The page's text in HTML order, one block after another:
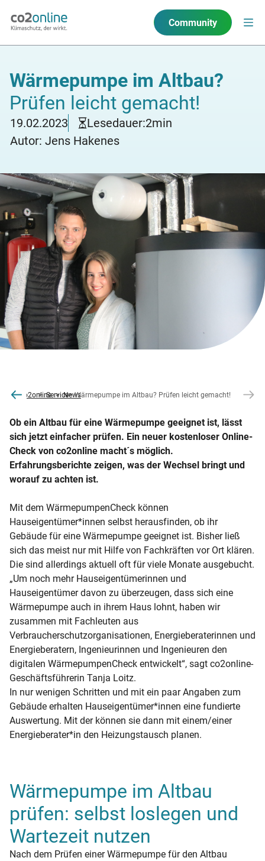
Community
Wärmepumpe im Altbau?
Prüfen leicht gemacht!
19.02.2023 Lesedauer:2min
Autor: Jens Hakenes
co2onlineServiceNewsWärmepumpe im Altbau? Prüfen leicht gemacht!
Ob ein Altbau für eine Wärmepumpe geeignet ist, lässt
sich jetzt einfacher prüfen. Ein neuer kostenloser Online-
Check von co2online macht´s möglich.
Erfahrungsberichte zeigen, was der Wechsel bringt und
worauf zu achten ist.
Mit dem WärmepumpenCheck können
Hauseigentümer*innen selbst herausfinden, ob ihr
Gebäude für eine Wärmepumpe geeignet ist. Bisher ließ
sich das meist nur mit Hilfe von Fachkräften vor Ort klären.
Die sind allerdings aktuell oft für viele Monate ausgebucht.
„Um noch mehr Hauseigentümerinnen und
Hauseigentümer davon zu überzeugen, dass sich eine
Wärmepumpe auch in ihrem Haus lohnt, haben wir
zusammen mit Fachleuten aus
Verbraucherschutzorganisationen, Energieberaterinnen und
Energieberatern, Ingenieurinnen und Ingenieuren den
digitalen WärmepumpenCheck entwickelt“, sagt co2online-
Geschäftsführerin Tanja Loitz.
In nur wenigen Schritten und mit ein paar Angaben zum
Gebäude erhalten Hauseigentümer*innen eine fundierte
Auswertung. Mit der können sie dann mit einem/einer
Energieberater*in den Heizungstausch planen.
Wärmepumpe im Altbau
prüfen: selbst loslegen und
Wartezeit nutzen
Nach dem Prüfen einer Wärmepumpe für den Altbau